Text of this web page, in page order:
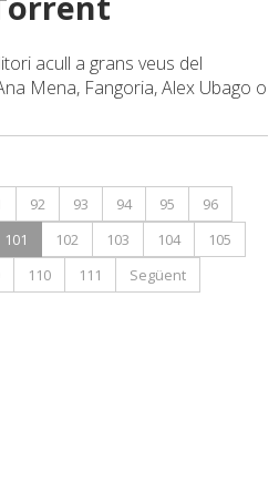
acull a grans veus del
Mena, Fangoria, Alex Ubago o
92 93 94 95
96
101 102 103 104
105
110 111
Següent